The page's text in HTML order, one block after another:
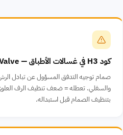
كود H3 في غسالات الأطباق — Diverter Valve
صمام توجيه التدفق المسؤول عن تبادل
والسفلي. تعطله = ضعف تنظيف الرف
بتنظيف الصمام قبل استبداله.